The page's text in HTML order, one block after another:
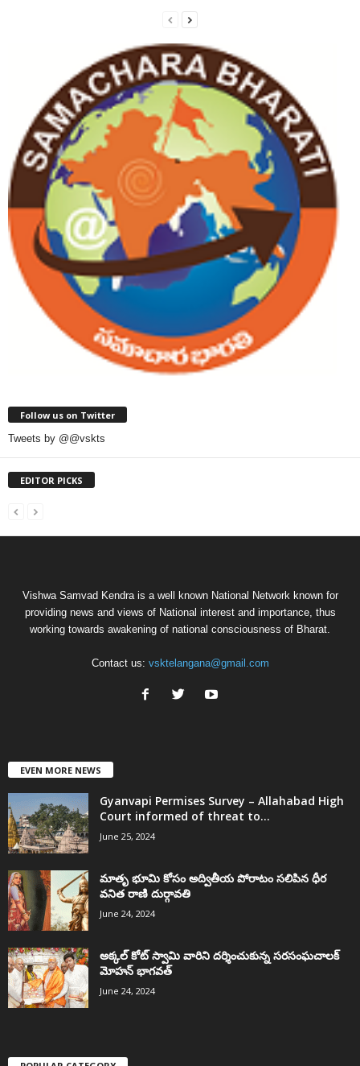
Follow us on Twitter
Tweets by @@vskts
EDITOR PICKS
Vishwa Samvad Kendra is a well known National Network known for
providing news and views of National interest and importance, thus
working towards awakening of national consciousness of Bharat.
Contact us: vsktelangana@gmail.com
EVEN MORE NEWS
Gyanvapi Permises Survey – Allahabad High
Court informed of threat to...
June 25, 2024
మాతృ భూమి కోసం అద్వితీయ పోరాటం సలిపిన ధీర
వనిత రాణి దుర్గావతి
June 24, 2024
అక్కల్‌ కోట్‌ స్వామి వారిని దర్శించుకున్న సరసంఘచాలక్
మోహన్ భాగవత్
June 24, 2024